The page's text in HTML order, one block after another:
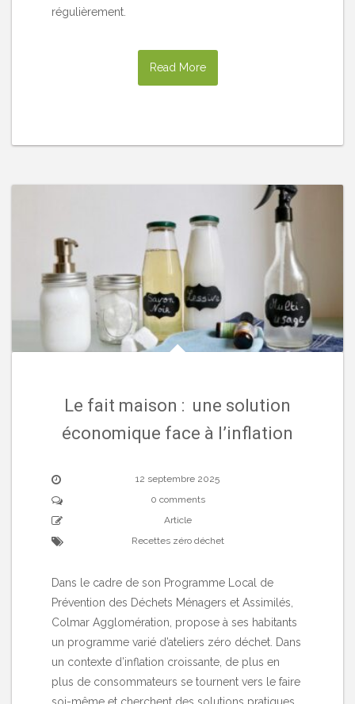
régulièrement.
Read More
Le fait maison : une solution
économique face à l’inflation
12 septembre 2025
0 comments
Article
Recettes zéro déchet
Dans le cadre de son Programme Local de
Prévention des Déchets Ménagers et Assimilés,
Colmar Agglomération, propose à ses habitants
un programme varié d’ateliers zéro déchet. Dans
un contexte d’inflation croissante, de plus en
plus de consommateurs se tournent vers le faire